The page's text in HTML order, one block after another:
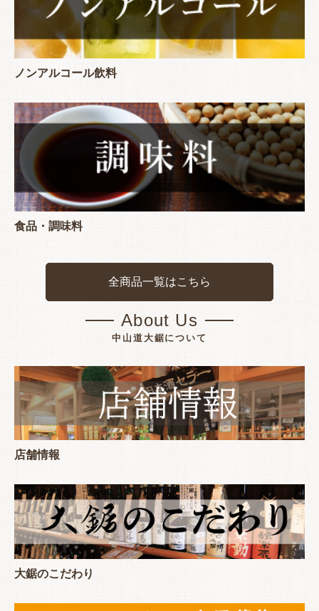
ノンアルコール飲料
食品・調味料
全商品一覧はこちら
About Us
中山道大鋸について
店舗情報
大鋸のこだわり